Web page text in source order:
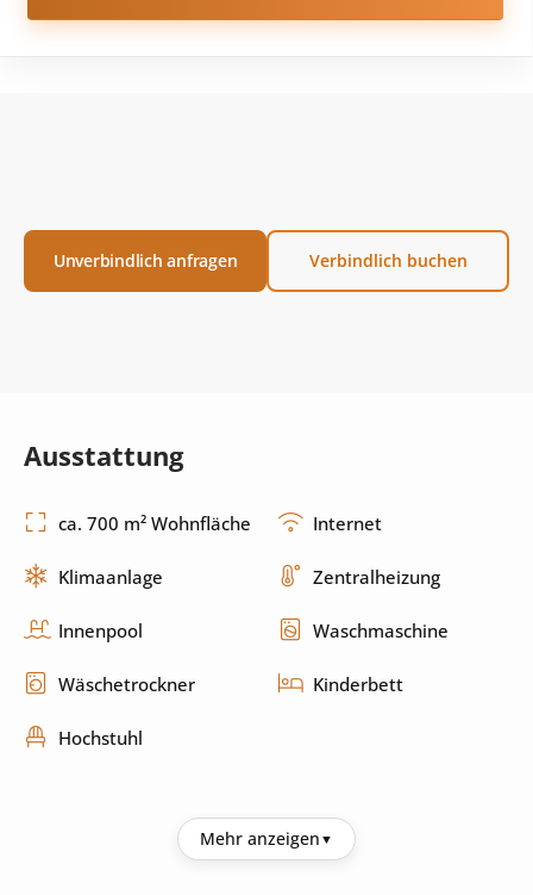
Unverbindlich anfragen Verbindlich buchen
Ausstattung
ca. 700 m² Wohnfläche Internet
Klimaanlage Zentralheizung
Innenpool Waschmaschine
Wäschetrockner Kinderbett
Hochstuhl
Mehr anzeigen